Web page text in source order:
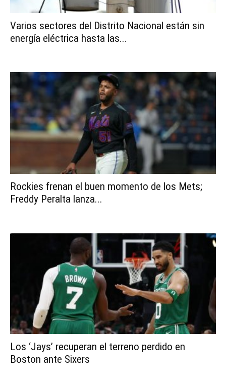
Varios sectores del Distrito Nacional están sin
energía eléctrica hasta las...
Rockies frenan el buen momento de los Mets;
Freddy Peralta lanza...
Los ‘Jays’ recuperan el terreno perdido en
Boston ante Sixers